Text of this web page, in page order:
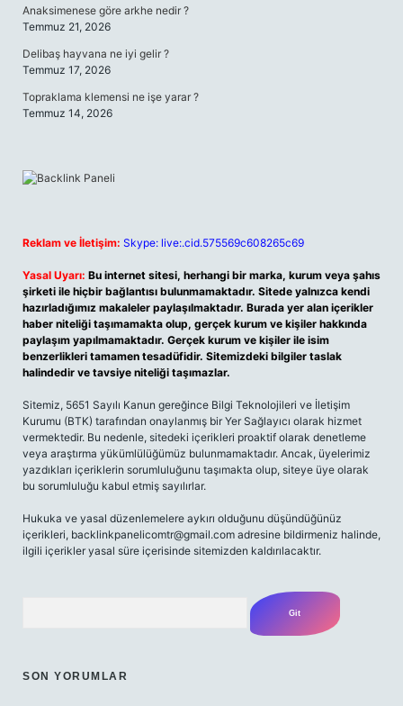
Anaksimenese göre arkhe nedir ?
Temmuz 21, 2026
Delibaş hayvana ne iyi gelir ?
Temmuz 17, 2026
Topraklama klemensi ne işe yarar ?
Temmuz 14, 2026
Reklam ve İletişim: Skype: live:.cid.575569c608265c69
Yasal Uyarı: Bu internet sitesi, herhangi bir marka, kurum veya şahıs
şirketi ile hiçbir bağlantısı bulunmamaktadır. Sitede yalnızca kendi
hazırladığımız makaleler paylaşılmaktadır. Burada yer alan içerikler
haber niteliği taşımamakta olup, gerçek kurum ve kişiler hakkında
paylaşım yapılmamaktadır. Gerçek kurum ve kişiler ile isim
benzerlikleri tamamen tesadüfidir. Sitemizdeki bilgiler taslak
halindedir ve tavsiye niteliği taşımazlar.
Sitemiz, 5651 Sayılı Kanun gereğince Bilgi Teknolojileri ve İletişim
Kurumu (BTK) tarafından onaylanmış bir Yer Sağlayıcı olarak hizmet
vermektedir. Bu nedenle, sitedeki içerikleri proaktif olarak denetleme
veya araştırma yükümlülüğümüz bulunmamaktadır. Ancak, üyelerimiz
yazdıkları içeriklerin sorumluluğunu taşımakta olup, siteye üye olarak
bu sorumluluğu kabul etmiş sayılırlar.
Hukuka ve yasal düzenlemelere aykırı olduğunu düşündüğünüz
içerikleri, backlinkpanelicomtr@gmail.com adresine bildirmeniz halinde,
ilgili içerikler yasal süre içerisinde sitemizden kaldırılacaktır.
SON YORUMLAR